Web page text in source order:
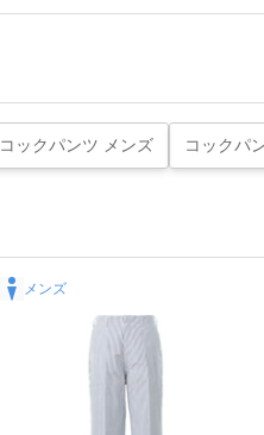
コックパンツ メンズ コックパ
メンズ